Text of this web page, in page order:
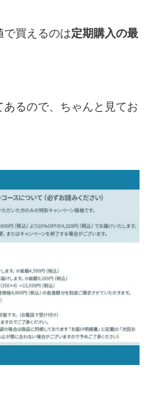
で買えるのは定期購入の最
るので、ちゃんと見てお